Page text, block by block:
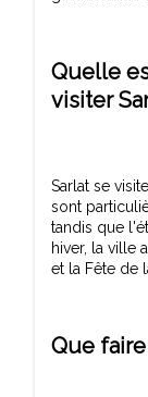
Quelle
visiter
Sarlat se
sont
tandis que
hiver, la ville
Que